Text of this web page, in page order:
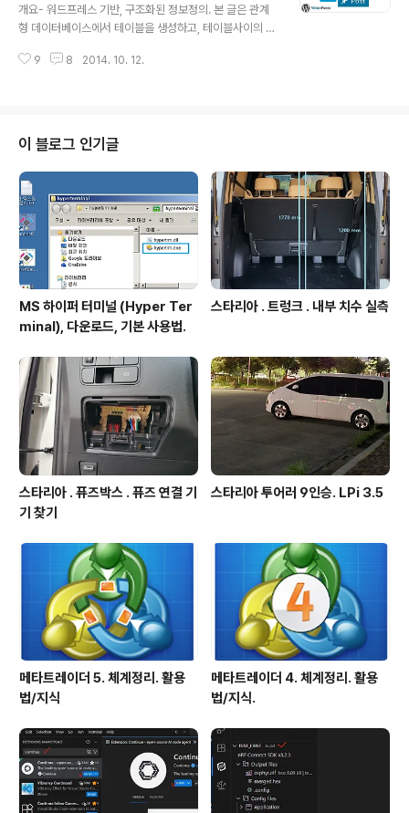
스의 동작을 살펴보고, 이후 점진적으로 코드들을 추가하
면서 복잡한 요소까지 살펴볼 목적이다. 그 첫번 째 작업으
로, 파일2개 만으로 우리의 테마를 만들어서 압축파일로
개요- 워드프레스 기반, 구조화된 정보정의. 본 글은 관계
형 데이터베이스에서 테이블을 생성하고, 테이블사이의 관
된 정보정의를 구축하기 위한 실전적 방법을 정리한다. 구
연관을 시스템적으로 정의될 수 있어야 함을 의미한다. 즉
사람의 머리 속에만 이 요소와 저 요소가 연관되어있다 라
는 식으로 관리하지 않고 데이터요소의 정의 단계에서부터
연관이 설정될 수 있게 함을 의미한다. 앞에서 언급한 "시
스템적으로 정의 된다"에서 시스템이란 본 글에서는 워드
프레스를 의미한다. 관계형 ..
9 8 2014. 10. 12.
이 블로그 인기글
MS 하이퍼 터미널 (Hyper Ter
minal), 다운로드, 기본 사용법.
스타리아 . 트렁크 . 내부 치수 실측
스타리아 . 퓨즈박스 . 퓨즈 연결 기
기 찾기
스타리아 투어러 9인승. LPi 3.5
메타트레이더 5. 체계정리. 활용
법/지식
메타트레이더 4. 체계정리. 활용
법/지식.